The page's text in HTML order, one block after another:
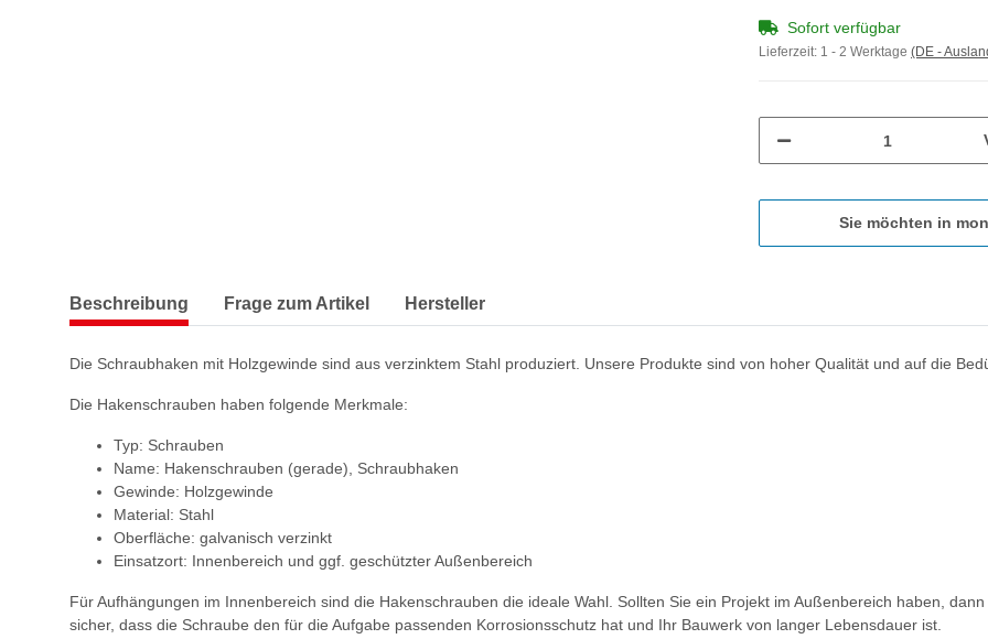
Sofort verfügbar
Lieferzeit: 1 - 2 Werktage (DE -
Sie möchten in
Beschreibung Frage zum Artikel Hersteller
Die Schraubhaken mit Holzgewinde sind aus verzinktem Stahl produziert. Unsere Produkte sind von hoher Qualität und auf die
Die Hakenschrauben haben folgende Merkmale:
Typ: Schrauben
Name: Hakenschrauben (gerade), Schraubhaken
Gewinde: Holzgewinde
Material: Stahl
Oberfläche: galvanisch verzinkt
Einsatzort: Innenbereich und ggf. geschützter Außenbereich
Für Aufhängungen im Innenbereich sind die Hakenschrauben die ideale Wahl. Sollten Sie ein Projekt im Außenbereich haben,
sicher, dass die Schraube den für die Aufgabe passenden Korrosionsschutz hat und Ihr Bauwerk von langer Lebensdauer ist.